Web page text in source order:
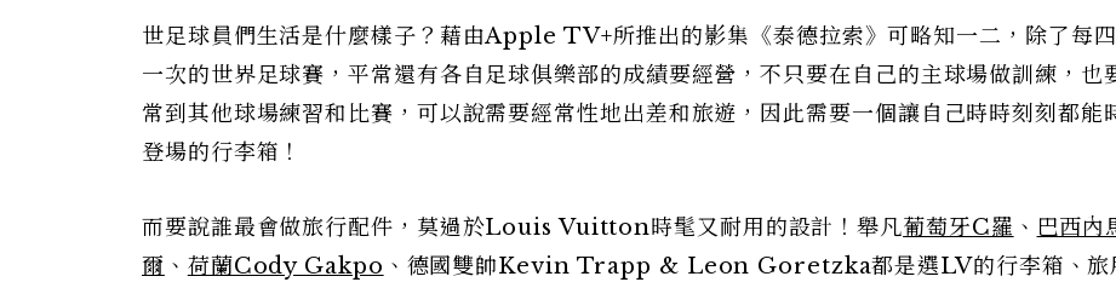
世足球員們生活是什麼樣子？藉由Apple TV+所推出的影集《泰德拉索》可略知一二，除了每
一次的世界足球賽，平常還有各自足球俱樂部的成績要經營，不只要在自己的主球場做訓練，也
常到其他球場練習和比賽，可以說需要經常性地出差和旅遊，因此需要一個讓自己時時刻刻都能
登場的行李箱！
而要說誰最會做旅行配件，莫過於Louis Vuitton時髦又耐用的設計！舉凡葡萄牙C羅 、 巴西內
爾 、 荷蘭Cody Gakpo 、德國雙帥Kevin Trapp & Leon Goretzka都是選LV的行李箱、旅